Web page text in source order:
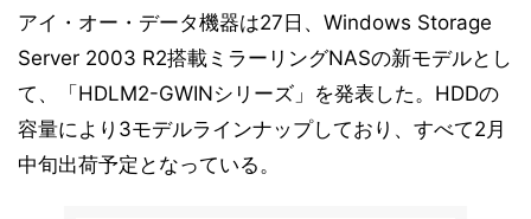
アイ・オー・データ機器は27日、Windows Storage
Server 2003 R2搭載ミラーリングNASの新モデルとし
て、「HDLM2-GWINシリーズ」を発表した。HDDの
容量により3モデルラインナップしており、すべて2月
中旬出荷予定となっている。